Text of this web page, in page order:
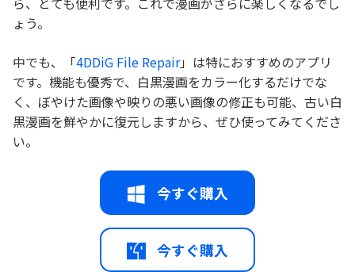
ょう。
中でも、「4DDiG File Repair」は特におすすめのアプリ
です。機能も優秀で、白黒漫画をカラー化するだけでな
く、ぼやけた画像や映りの悪い画像の修正も可能、古い白
黒漫画を鮮やかに復元しますから、ぜひ使ってみてくださ
い。
今すぐ購入
今すぐ購入